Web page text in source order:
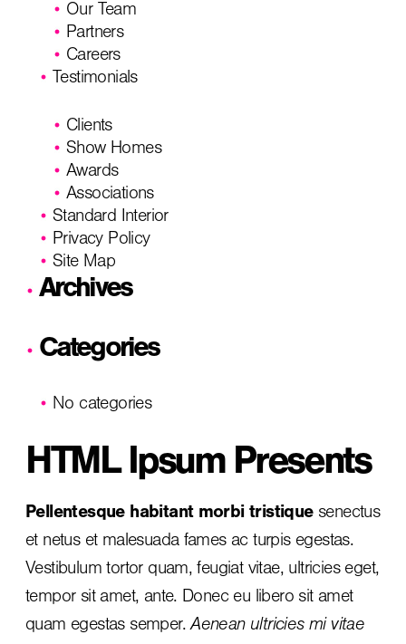
Our Team
Partners
Careers
Testimonials
Clients
Show Homes
Awards
Associations
Standard Interior
Privacy Policy
Site Map
Archives
Categories
No categories
HTML Ipsum Presents
Pellentesque habitant morbi tristiquesenectus
et netus et malesuada fames ac turpis egestas.
Vestibulum tortor quam, feugiat vitae, ultricies eget,
tempor sit amet, ante. Donec eu libero sit amet
quam egestas semper.Aenean ultricies mi vitae